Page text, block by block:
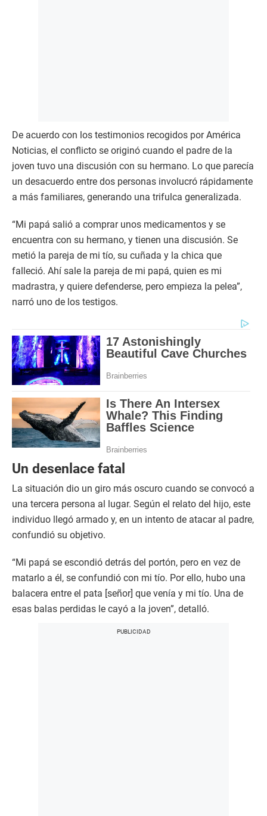
De acuerdo con los testimonios recogidos por América
Noticias, el conflicto se originó cuando el padre de la
joven tuvo una discusión con su hermano. Lo que parecía
un desacuerdo entre dos personas involucró rápidamente
a más familiares, generando una trifulca generalizada.
“Mi papá salió a comprar unos medicamentos y se
encuentra con su hermano, y tienen una discusión. Se
metió la pareja de mi tío, su cuñada y la chica que
falleció. Ahí sale la pareja de mi papá, quien es mi
madrastra, y quiere defenderse, pero empieza la pelea”,
narró uno de los testigos.
Un desenlace fatal
La situación dio un giro más oscuro cuando se convocó a
una tercera persona al lugar. Según el relato del hijo, este
individuo llegó armado y, en un intento de atacar al padre,
confundió su objetivo.
“Mi papá se escondió detrás del portón, pero en vez de
matarlo a él, se confundió con mi tío. Por ello, hubo una
balacera entre el pata [señor] que venía y mi tío. Una de
esas balas perdidas le cayó a la joven”, detalló.